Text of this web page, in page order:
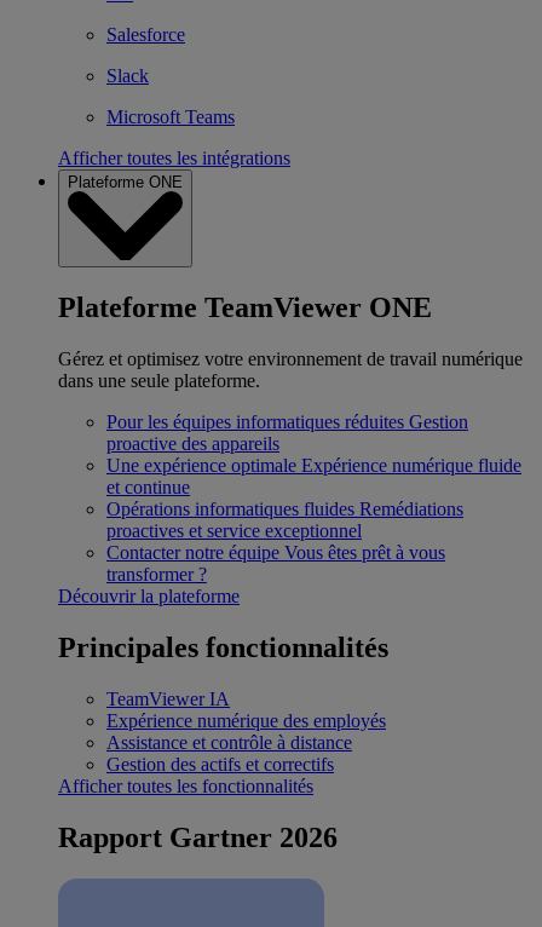
Salesforce
Slack
Microsoft Teams
Afficher toutes les intégrations
Plateforme ONE
Plateforme TeamViewer ONE
Gérez et optimisez votre environnement de travail numérique
dans une seule plateforme.
Pour les équipes informatiques réduites Gestion
proactive des appareils
Une expérience optimale Expérience numérique fluide
et continue
Opérations informatiques fluides Remédiations
proactives et service exceptionnel
Contacter notre équipe Vous êtes prêt à vous
transformer ?
Découvrir la plateforme
Principales fonctionnalités
TeamViewer IA
Expérience numérique des employés
Assistance et contrôle à distance
Gestion des actifs et correctifs
Afficher toutes les fonctionnalités
Rapport Gartner 2026